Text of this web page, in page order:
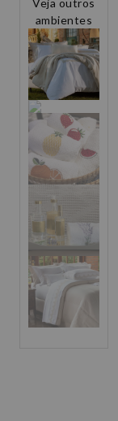
ambientes